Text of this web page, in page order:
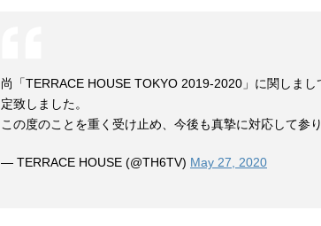
尚「TERRACE HOUSE TOKYO 2019-2020」に関しま
定致しました。
この度のことを重く受け止め、今後も真摯に対応して参
— TERRACE HOUSE (@TH6TV) May 27, 2020